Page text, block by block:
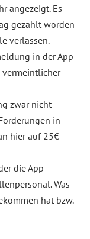
angezeigt. Es
gezahlt worden
verlassen.
in der App
vermeintlicher
zwar nicht
in
hier auf 25€
die App
Was
hat bzw.